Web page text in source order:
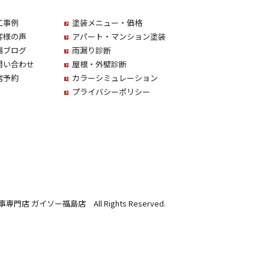
事例
様の声
ブログ
い合わせ
予約
塗装メニュー・価格
アパート・マンション塗装
雨漏り診断
屋根・外壁診断
カラーシミュレーション
プライバシーポリシー
専門店 ガイソー福島店 All Rights Reserved.